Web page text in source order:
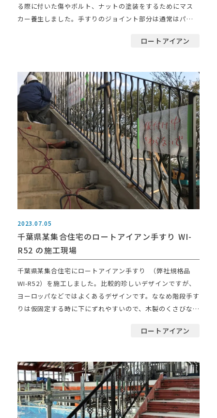
る際に付いた傷やボルト、ナットの塗装をするためにマス
カー養生しました。手すりのジョイント部分は通常はパテ
ロートアイアン
2023.07.05
千葉県某集合住宅のロートアイアン手すり WI-
R52 の施工現場
千葉県某集合住宅にロートアイアン手すり （弊社規格品
WI-R52）を施工しました。比較的珍しいデザインですが、
ヨーロッパなどではよくあるデザインです。ななめ階段手す
りは仮固定する時に下にずれやすいので、木製のくさびなど
ロートアイアン